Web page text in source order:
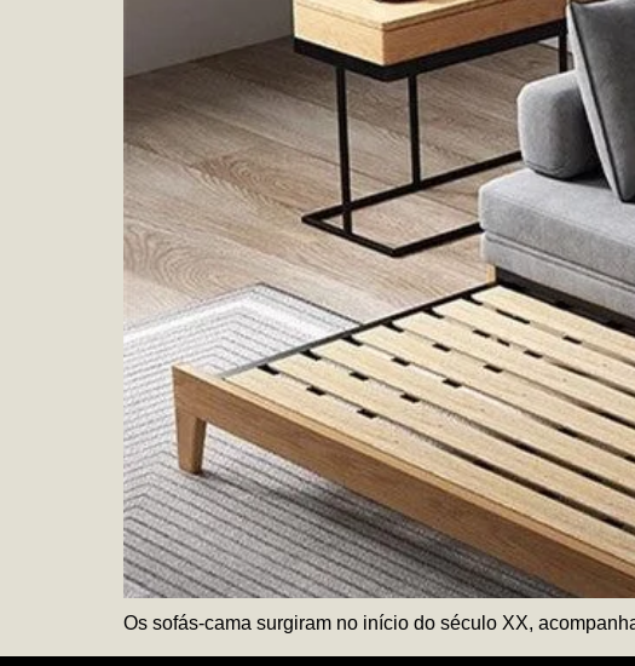
Os sofás-cama surgiram no início do século XX,